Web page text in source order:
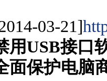
03-21]
用USB接口
面保护电脑